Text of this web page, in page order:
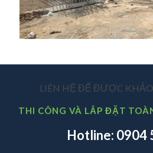
LIÊN HỆ ĐỂ ĐƯỢC
THI CÔNG VÀ LẮP ĐẶT
Hotline: 0904